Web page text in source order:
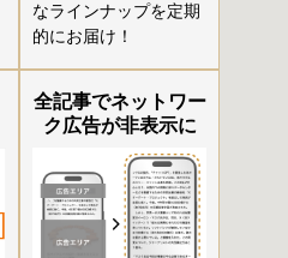
なラインナップを定期
的にお届け！
全記事でネットワー
ク広告が非表示に